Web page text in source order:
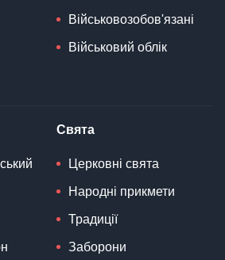
Військовозобов'язані
Військовий облік
Свята
Церковні свята
Народні прикмети
Традиції
Заборони